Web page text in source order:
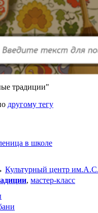
традиции"
другому тегу
в школе
Культурный центр
, мастер-класс